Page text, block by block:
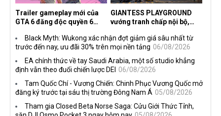
Trailer gameplay mới của
GTA 6 đăng độc quyền 6
đang quá tham?
GIANTESS PLAYGROUND
vướng tranh chấp nội bộ,
ngầm chiếm đoạt doanh thu
Black Myth: Wukong xác nhận đợt giảm giá sâu nhất từ
trước đến nay, ưu đãi 30% trên mọi nền tảng 06/08/2026
EA chính thức về tay Saudi Arabia, một số studio khẳng
định vẫn theo đuổi chiến lược DEI
06/08/2026
Tam Quốc Chí - Vương Chiến: Chinh Phục Vương Quốc mở
đăng ký trước tại sáu thị trường Đông Nam Á 05/08/2026
Tham gia Closed Beta Norse Saga: Cửu Giới Thức Tỉnh,